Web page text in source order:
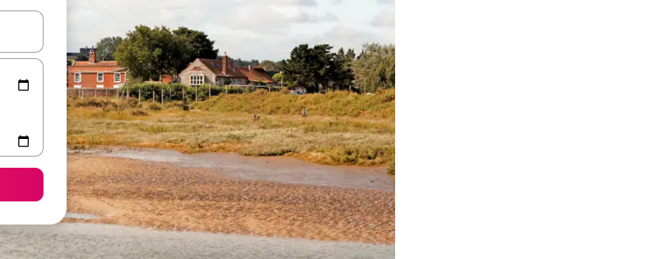
me butonat e shigjetave lart e poshtë ose eksploro duke prekur ose duke lëvizur ekranin.